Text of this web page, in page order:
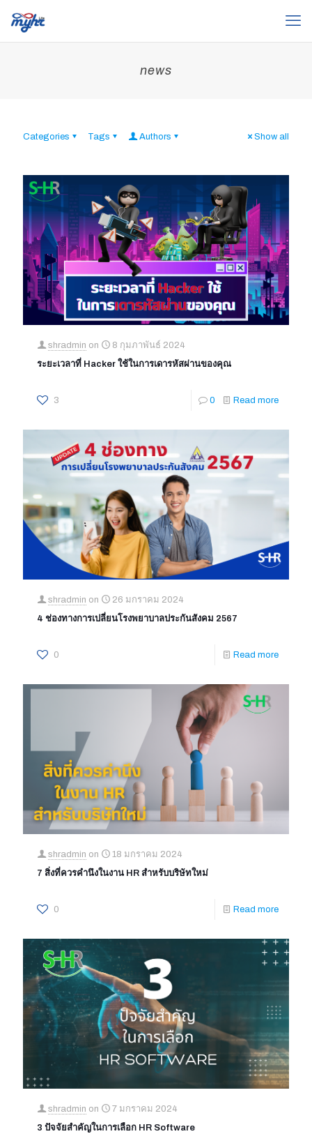
news
Categories Tags Authors Show all
shradmin on
8 กุมภาพันธ์ 2024
ระยะเวลาที่ Hacker ใช้ในการเดารหัสผ่านของคุณ
3 0 Read more
shradmin on
26 มกราคม 2024
4 ช่องทางการเปลี่ยนโรงพยาบาลประกันสังคม 2567
0 Read more
shradmin on
18 มกราคม 2024
7 สิ่งที่ควรคำนึงในงาน HR สำหรับบริษัทใหม่
0 Read more
shradmin on
7 มกราคม 2024
3 ปัจจัยสำคัญในการเลือก HR Software